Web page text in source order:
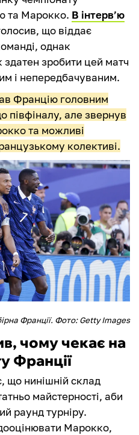
та Марокко. В інтерв’ю
що віддає
однак
зробити цей матч
і непередбачуваним.
Францію головним
півфіналу, але звернув
та можливі
колективі.
Франції. Фото: Getty Images
чому чекає на
Франції
що нинішній склад
майстерності, аби
раунд турніру.
Марокко,